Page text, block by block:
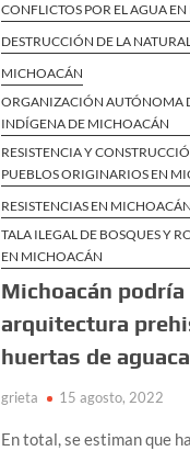
CONFLICTOS POR EL AGUA
DESTRUCCIÓN DE LA
MICHOACÁN
ORGANIZACIÓN AUTÓNOMA
INDÍGENA DE MICHOACÁN
RESISTENCIA Y
PUEBLOS ORIGINARIOS EN
RESISTENCIAS EN MICHOACÁN
TALA ILEGAL DE BOSQUES Y
EN MICHOACÁN
Michoacán
arquitectura
huertas de
grieta 15 agosto, 2022
En total, se estiman que